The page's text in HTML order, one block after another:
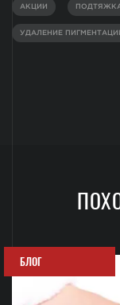
АКЦИИ
УДАЛЕНИЕ
БЛОГ